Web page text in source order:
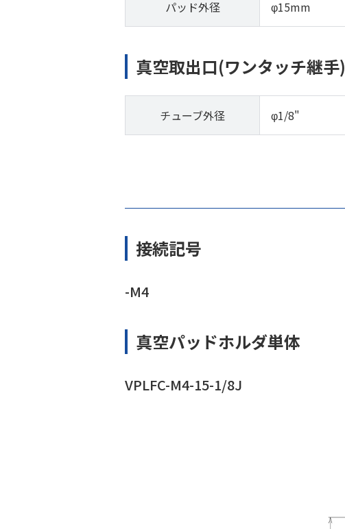
パッド外径 φ15mm
真空取出口(ワンタッチ継手)
チューブ外径 φ1/8"
接続記号
-M4
真空パッドホルダ単体
VPLFC-M4-15-1/8J